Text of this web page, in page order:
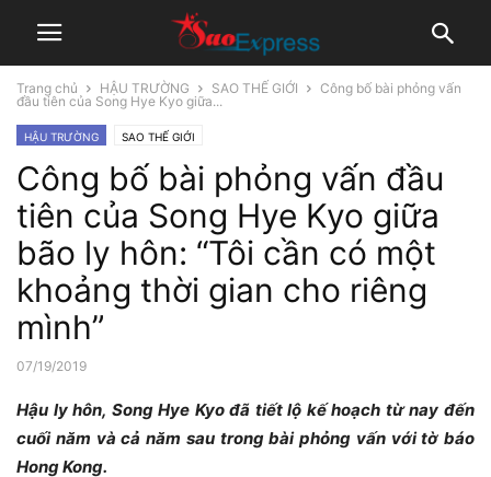
Trang chủ HẬU TRƯỜNG SAO THẾ GIỚI
Công bố bài phỏng vấn
đầu tiên của Song Hye Kyo giữa...
HẬU TRƯỜNG SAO THẾ GIỚI
Công bố bài phỏng vấn đầu
tiên của Song Hye Kyo giữa
bão ly hôn: “Tôi cần có một
khoảng thời gian cho riêng
mình”
07/19/2019
Hậu ly hôn, Song Hye Kyo đã tiết lộ kế hoạch từ nay đến
cuối năm và cả năm sau trong bài phỏng vấn với tờ báo
Hong Kong.